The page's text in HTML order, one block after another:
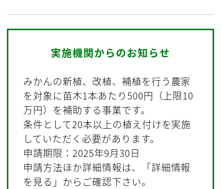
実施機関からのお知らせ
みかんの新植、改植、補植を行う農家
を対象に苗木1本あたり500円（上限10
万円）を補助する事業です。
条件として20本以上の植え付けを実施
していただく必要があります。
申請期限：2025年9月30日
申請方法ほか詳細情報は、「詳細情報
を見る」からご確認下さい。